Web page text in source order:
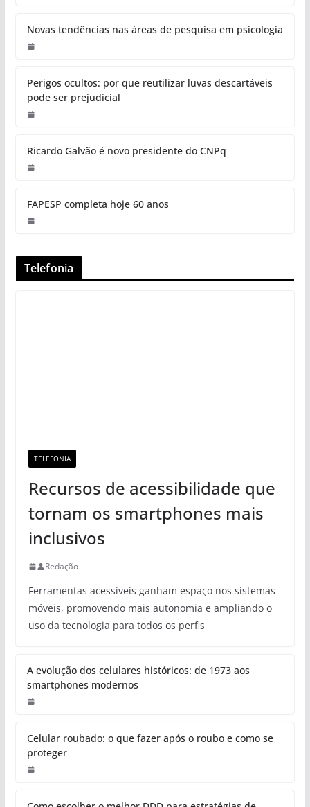
Novas tendências nas áreas de pesquisa em psicologia
Perigos ocultos: por que reutilizar luvas descartáveis
pode ser prejudicial
Ricardo Galvão é novo presidente do CNPq
FAPESP completa hoje 60 anos
Telefonia
TELEFONIA
Recursos de acessibilidade que
tornam os smartphones mais
inclusivos
Redação
Ferramentas acessíveis ganham espaço nos sistemas
móveis, promovendo mais autonomia e ampliando o
uso da tecnologia para todos os perfis
A evolução dos celulares históricos: de 1973 aos
smartphones modernos
Celular roubado: o que fazer após o roubo e como se
proteger